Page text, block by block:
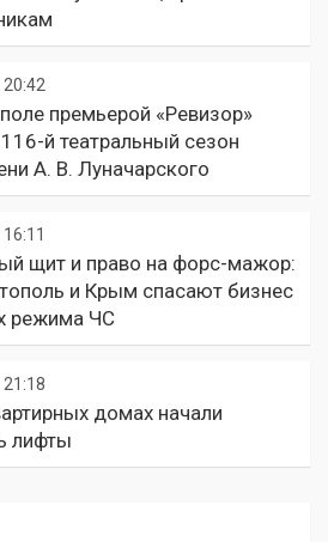
премьерой «Ревизор»
й театральный сезон
А. В. Луначарского
щит и право на форс-мажор:
и Крым спасают бизнес
режима ЧС
домах начали
лифты